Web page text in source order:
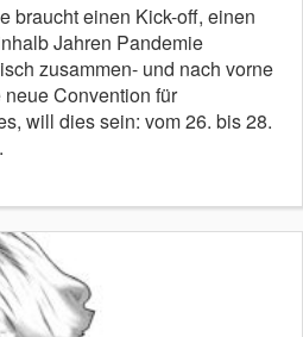
braucht einen Kick-off, einen
Jahren Pandemie
zusammen- und nach vorne
Convention für
will dies sein: vom 26. bis 28.